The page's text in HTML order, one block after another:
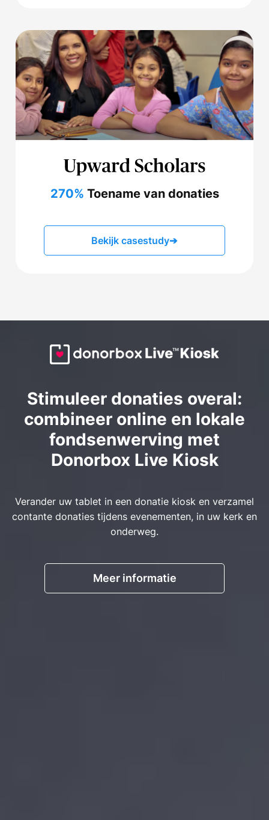
270% Toename van donaties
Bekijk casestudy➔
Stimuleer donaties overal:
combineer online en lokale
fondsenwerving met
Donorbox Live Kiosk
Verander uw tablet in een donatie kiosk en verzamel
contante donaties tijdens evenementen, in uw kerk en
onderweg.
Meer informatie